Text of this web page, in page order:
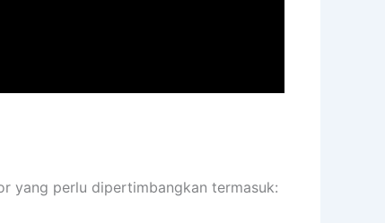
yang perlu dipertimbangkan termasuk: